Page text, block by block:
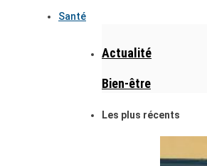
Santé
Actualité
Bien-être
Les plus récents